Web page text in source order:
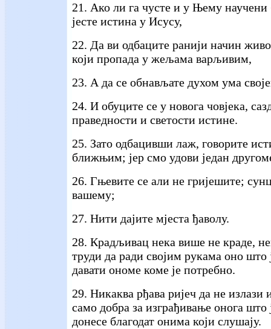
21. Ако ли га чусте и у Њему
јесте истина у Исусу,
22. Да ви одбаците ранији начин
који пропада у жељама варљивим,
23. А да се обнављате духом ума
24. И обуците се у новога човјека,
праведности и светости истине.
25. Зато одбацивши лаж, говорите
ближњим; јер смо удови један
26. Гњевите се али не гријешите;
вашему;
27. Нити дајите мјеста ђаволу.
28. Крадљивац нека више не краде,
труди да ради својим рукама оно што
давати ономе коме је потребно.
29. Никаква рђава ријеч да не излази
само добра за изграђивање онога што
донесе благодат онима који слушају.